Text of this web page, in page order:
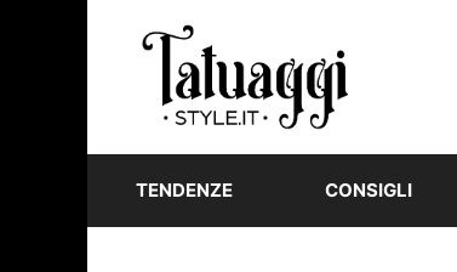
TENDENZE CONSIGLI